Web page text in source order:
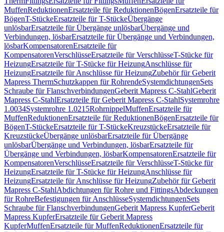
MuffenReduktionenErsatzteile für ReduktionenBögenErsatzteile für
BögenT-StückeErsatzteile für T-StückeÜbergänge
unlösbarErsatzteile für Übergänge unlösbarÜbergänge und
Verbindungen, lösbarErsatzteile für Übergänge und Verbindungen,
lösbarKompensatorenErsatzteile für
KompensatorenVerschlüsseErsatzteile für VerschlüsseT-Stücke für
HeizungErsatzteile für T-Stücke für HeizungAnschlüsse für
HeizungErsatzteile für Anschlüsse für HeizungZubehör für Geberit
Mapress ThermSchutzkappen für RohrendeSystemdichtungenSets
Schraube für FlanschverbindungenGeberit Mapress C-StahlGeberit
Mapress C-StahlErsatzteile für Geberit Mapress C-StahlSystemrohre
1.0034Systemrohre 1.0215RohrnippelMuffenErsatzteile für
MuffenReduktionenErsatzteile für ReduktionenBögenErsatzteile für
BögenT-StückeErsatzteile für T-StückeKreuzstückeErsatzteile für
KreuzstückeÜbergänge unlösbarErsatzteile für Übergänge
unlösbarÜbergänge und Verbindungen, lösbarErsatzteile für
Übergänge und Verbindungen, lösbarKompensatorenErsatzteile für
KompensatorenVerschlüsseErsatzteile für VerschlüsseT-Stücke für
HeizungErsatzteile für T-Stücke für HeizungAnschlüsse für
HeizungErsatzteile für Anschlüsse für HeizungZubehör für Geberit
Mapress C-StahlAbdichtungen für Rohre und FittingsAbdeckungen
für RohreBefestigungen für AnschlüsseSystemdichtungenSets
Schraube für FlanschverbindungenGeberit Mapress KupferGeberit
Mapress KupferErsatzteile für Geberit Mapress
KupferMuffenErsatzteile für MuffenReduktionenErsatzteile für